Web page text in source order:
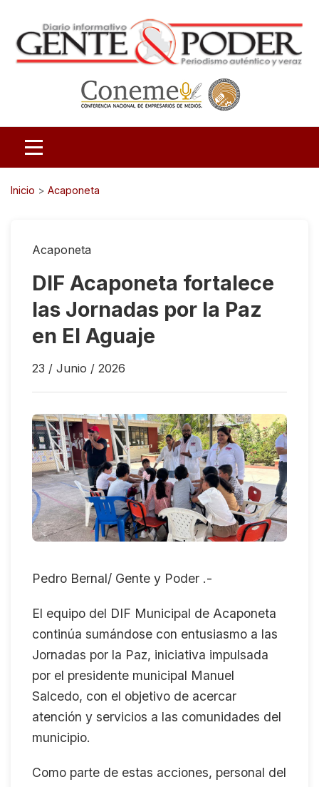
Inicio > Acaponeta
Acaponeta
DIF Acaponeta fortalece
las Jornadas por la Paz
en El Aguaje
23 / Junio / 2026
Pedro Bernal/ Gente y Poder .-
El equipo del DIF Municipal de Acaponeta
continúa sumándose con entusiasmo a las
Jornadas por la Paz, iniciativa impulsada
por el presidente municipal Manuel
Salcedo, con el objetivo de acercar
atención y servicios a las comunidades del
municipio.
Como parte de estas acciones, personal del